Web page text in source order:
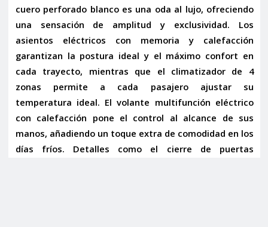
cuero perforado blancoes una oda al lujo, ofreciendo
una sensación de amplitud y exclusividad. Los
asientos eléctricos con memoria y calefacción
garantizan la postura ideal y el máximo confort en
cada trayecto, mientras que el climatizador de 4
zonas permite a cada pasajero ajustar su
temperatura ideal. Elvolante multifunción eléctrico
con calefacción pone el control al alcance de sus
manos, añadiendo un toque extra de comodidad en los
días fríos. Detalles como el cierre de puertas